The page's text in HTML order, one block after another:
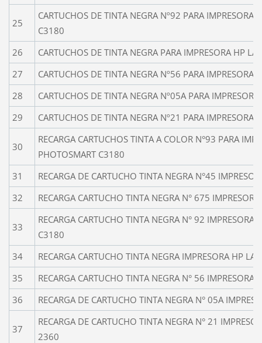
25
CARTUCHOS DE TINTA NEGRA Nº92 PARA IMPRESORA
C3180
26
CARTUCHOS DE TINTA NEGRA PARA IMPRESORA HP
27
CARTUCHOS DE TINTA NEGRA Nº56 PARA IMPRESORA
28
CARTUCHOS DE TINTA NEGRA Nº05A PARA IMPRESORA
29
CARTUCHOS DE TINTA NEGRA Nº21 PARA IMPRESORA
30
RECARGA CARTUCHOS TINTA A COLOR N°93 PARA
PHOTOSMART C3180
31
RECARGA DE CARTUCHO TINTA NEGRA N°45
32
RECARGA CARTUCHO TINTA NEGRA N° 675
33
RECARGA CARTUCHO TINTA NEGRA N° 92 IMPRESORA
C3180
34
RECARGA CARTUCHO TINTA NEGRA IMPRESORA HP
35
RECARGA CARTUCHO TINTA NEGRA N° 56 IMPRESORA
36
RECARGA DE CARTUCHO TINTA NEGRA N° 05A
37
RECARGA DE CARTUCHO TINTA NEGRA N° 21
2360